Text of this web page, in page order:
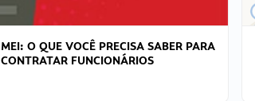
MEI: O QUE VOCÊ PRECISA SABER PARA
CONTRATAR FUNCIONÁRIOS